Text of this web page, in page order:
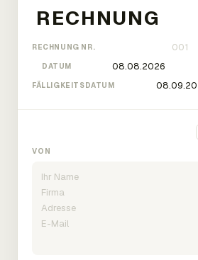
RECHNUNG NR.
DATUM
FÄLLIGKEITSDATUM
VON